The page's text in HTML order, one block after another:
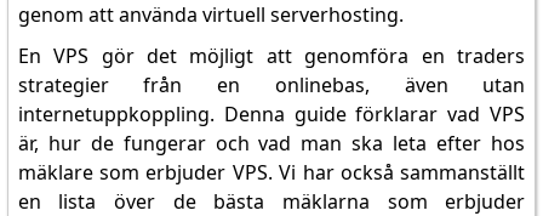
genom att använda virtuell serverhosting.
En VPS gör det möjligt att genomföra en traders
strategier från en onlinebas, även utan
internetuppkoppling. Denna guide förklarar vad VPS
är, hur de fungerar och vad man ska leta efter hos
mäklare som erbjuder VPS. Vi har också sammanställt
en lista över de bästa mäklarna som erbjuder